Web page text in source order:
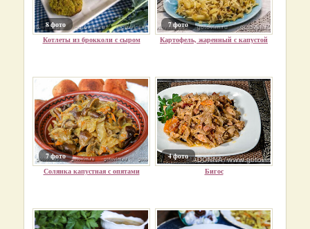
8 фото
Котлеты из брокколи с сыром
7 фото
Картофель, жаренный с капустой
7 фото
Солянка капустная с опятами
4 фото
Бигос